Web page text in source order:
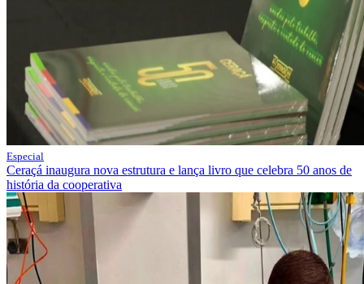
Especial
Ceraçá inaugura nova estrutura e lança livro que celebra 50 anos de
história da cooperativa